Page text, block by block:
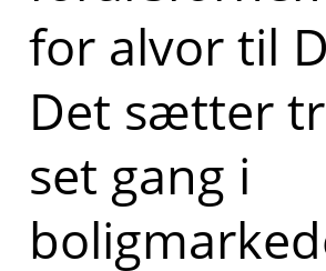
for alvor til
Det sætter
set gang i